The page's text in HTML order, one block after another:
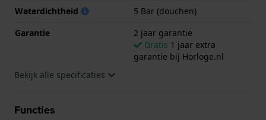
Waterdichtheid
5 Bar (douchen)
Garantie
2 jaar garantie
Gratis 1 jaar extra
garantie bij Horloge.nl
Bekijk alle specificaties
Functies